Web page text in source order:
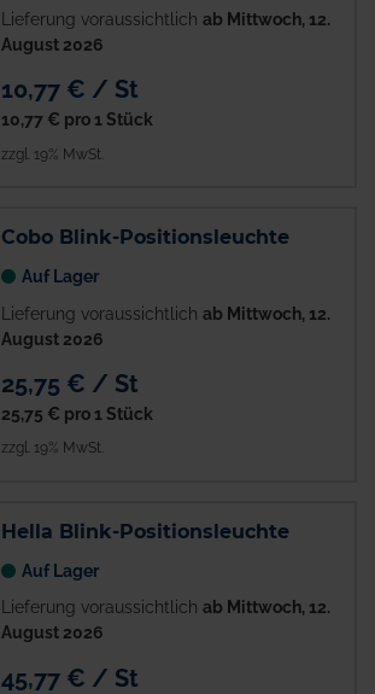
Lieferung voraussichtlich ab Mittwoch, 12.
August 2026
10,77 € / St
10,77 € pro 1 Stück
zzgl. 19% MwSt.
Cobo Blink-Positionsleuchte
Auf Lager
Lieferung voraussichtlich ab Mittwoch, 12.
August 2026
25,75 € / St
25,75 € pro 1 Stück
zzgl. 19% MwSt.
Hella Blink-Positionsleuchte
Auf Lager
Lieferung voraussichtlich ab Mittwoch, 12.
August 2026
45,77 € / St